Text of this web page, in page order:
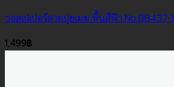
วอลเปเปอร์ลายปุยเมฆ พื้นสีฟ้า No.88437-1
1,499฿